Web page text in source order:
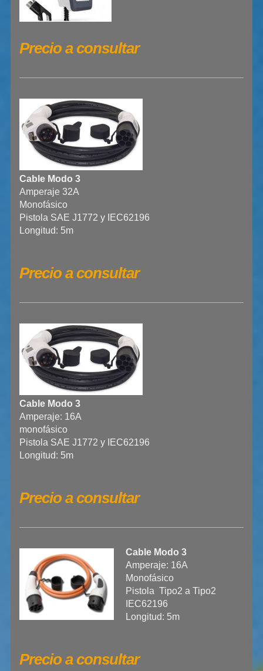
Precio a consultar
Cable Modo 3
Amperaje 32A
Monofásico
Pistola SAE J1772 y IEC62196
Longitud: 5m
Precio a consultar
Cable Modo 3
Amperaje: 16A
monofásico
Pistola SAE J1772 y IEC62196
Longitud: 5m
Precio a consultar
Cable Modo 3
Amperaje: 16A
Monofásico
Pistola Tipo2 a Tipo2
IEC62196
Longitud: 5m
Precio a consultar